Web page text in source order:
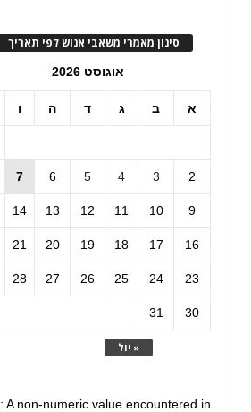
סינון מאמרי משאבי אנוש לפי תאריך
אוגוסט 2026
א ב ג ד ה ו
« יול
2
3
4
5
6
7
9
10
11
12
13
14
16
17
18
19
20
21
23
24
25
26
27
28
30
31
: A non-numeric value encountered in